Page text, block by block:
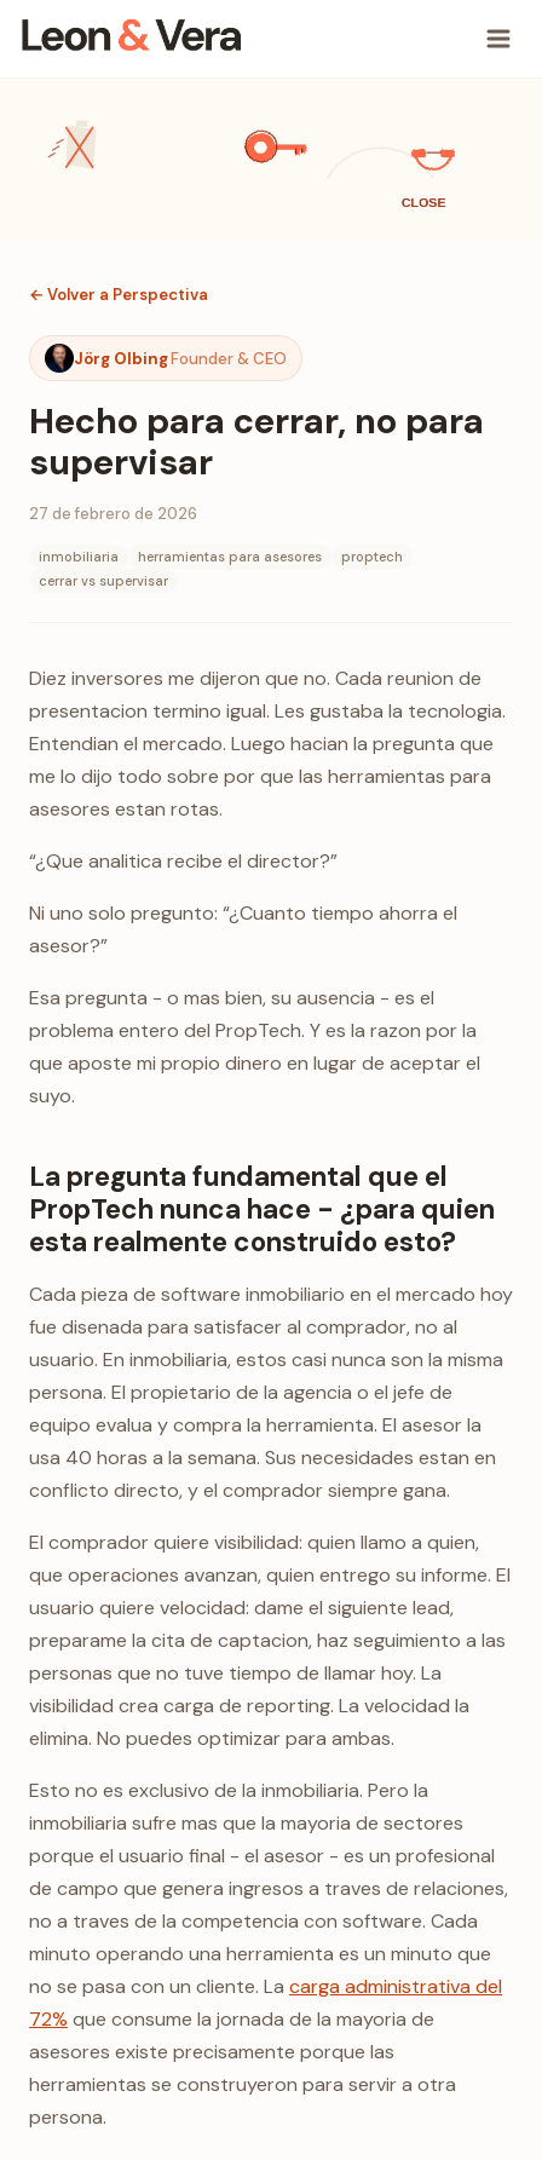
← Volver a Perspectiva
Jörg OlbingFounder & CEO
Hecho para cerrar, no para
supervisar
27 de febrero de 2026
inmobiliaria herramientas para asesores
proptech
cerrar vs supervisar
Diez inversores me dijeron que no. Cada reunion de
presentacion termino igual. Les gustaba la tecnologia.
Entendian el mercado. Luego hacian la pregunta que
me lo dijo todo sobre por que las herramientas para
asesores estan rotas.
“¿Que analitica recibe el director?”
Ni uno solo pregunto: “¿Cuanto tiempo ahorra el
asesor?”
Esa pregunta - o mas bien, su ausencia - es el
problema entero del PropTech. Y es la razon por la
que aposte mi propio dinero en lugar de aceptar el
suyo.
La pregunta fundamental que el
PropTech nunca hace - ¿para quien
esta realmente construido esto?
Cada pieza de software inmobiliario en el mercado hoy
fue disenada para satisfacer al comprador, no al
usuario. En inmobiliaria, estos casi nunca son la misma
persona. El propietario de la agencia o el jefe de
equipo evalua y compra la herramienta. El asesor la
usa 40 horas a la semana. Sus necesidades estan en
conflicto directo, y el comprador siempre gana.
El comprador quiere visibilidad: quien llamo a quien,
que operaciones avanzan, quien entrego su informe. El
usuario quiere velocidad: dame el siguiente lead,
preparame la cita de captacion, haz seguimiento a las
personas que no tuve tiempo de llamar hoy. La
visibilidad crea carga de reporting. La velocidad la
elimina. No puedes optimizar para ambas.
Esto no es exclusivo de la inmobiliaria. Pero la
inmobiliaria sufre mas que la mayoria de sectores
porque el usuario final - el asesor - es un profesional
de campo que genera ingresos a traves de relaciones,
no a traves de la competencia con software. Cada
minuto operando una herramienta es un minuto que
no se pasa con un cliente. La carga administrativa del
72% que consume la jornada de la mayoria de
asesores existe precisamente porque las
herramientas se construyeron para servir a otra
persona.